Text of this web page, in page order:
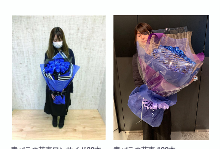
※こちらの商品は3日前までに必
ずご注文下さいませ。
特別に染色しての作成となりま
す。納期がそれまでのご注文に
関しては誠に申し訳ございませ
んがキャンセル処理させていた
だきます。